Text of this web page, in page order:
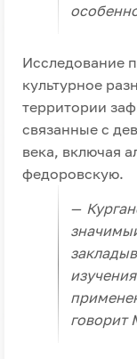
Исследование
культурное
территории
связанные с
века, включая
федоровскую.
—
говорит